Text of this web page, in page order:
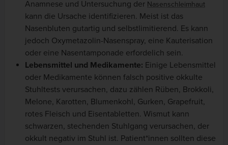
Anamnese und Untersuchung der Nasenschleimhaut
kann die Ursache identifizieren. Meist ist das
Nasenbluten gutartig und selbstlimitierend. Es kann
jedoch Oxymetazolin-Nasenspray, eine Kauterisation
oder eine Nasentamponade erfordelich sein.
Lebensmittel und Medikamente: Einige Lebensmittel
oder Medikamente können falsch positive okkulte
Stuhltests verursachen, dazu zählen Rüben, Brokkoli,
Melone, Karotten, Blumenkohl, Gurken, Grapefruit,
rotes Fleisch und Eisentabletten. Wismut kann
schwarzen, stechenden Stuhlgang verursachen, der
okkult negativ im Stuhl ist. Patient*innen sollten diese